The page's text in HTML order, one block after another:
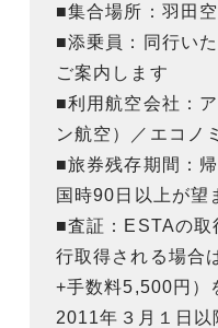
■集合場所：羽田
■添乗員：同行い
ご案内します
■利用航空会社：
ン航空）／エコノ
■旅券残存期間：
国時90日以上が望
■査証：ESTAの
行取得される場合
+手数料5,500円）
2011年３月１日以